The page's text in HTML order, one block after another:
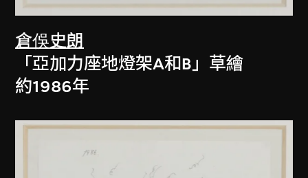
倉俁史朗
「亞加力座地燈架A和B」草繪
約1986年